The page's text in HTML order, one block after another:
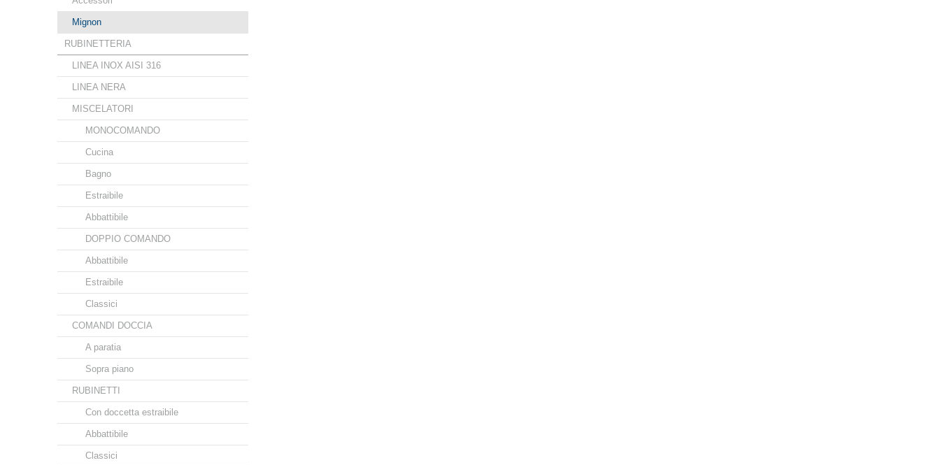
Mignon
RUBINETTERIA
LINEA INOX AISI 316
LINEA NERA
MISCELATORI
MONOCOMANDO
Cucina
Bagno
Estraibile
Abbattibile
DOPPIO COMANDO
Abbattibile
Estraibile
Classici
COMANDI DOCCIA
A paratia
Sopra piano
RUBINETTI
Con doccetta estraibile
Abbattibile
Classici